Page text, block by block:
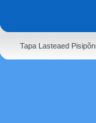
Tapa Lasteaed